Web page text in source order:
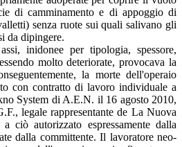
di camminamento e di appoggio di
senza ruote sui quali salivano gli
da dipingere.
inidonee per tipologia, spessore,
molto deteriorate, provocava la
la morte dell'operaio
con contratto di lavoro individuale a
System di A.E.N. il 16 agosto 2010,
legale rappresentante de La Nuova
ciò autorizzato espressamente dalla
dalla committente. Il lavoratore neo-